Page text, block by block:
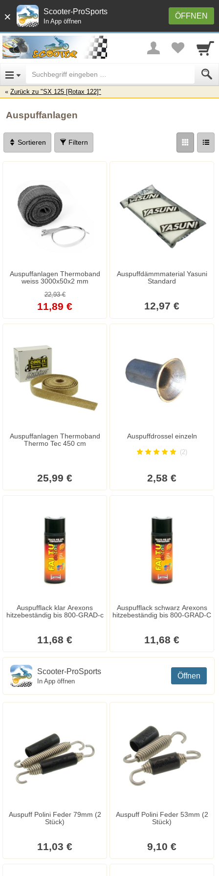
× ÖFFNEN
Scooter-ProSports
In App öffnen
Zurück zu "SX 125 [Rotax 122]"
Auspuffanlagen
Sortieren Filtern
Auspuffanlagen Thermoband
weiss 3000x50x2 mm
22,93 €
11,89 €
Auspuffdämmmaterial Yasuni
Standard
12,97 €
Auspuffanlagen Thermoband
Thermo Tec 450 cm
25,99 €
Auspuffdrossel einzeln
(2)
2,58 €
Auspufflack klar Arexons
hitzebeständig bis 800-GRAD-c
11,68 €
Auspufflack schwarz Arexons
hitzebeständig bis 800-GRAD-C
11,68 €
Öffnen
Scooter-ProSports
In App öffnen
Auspuff Polini Feder 79mm (2
Stück)
11,03 €
Auspuff Polini Feder 53mm (2
Stück)
9,10 €